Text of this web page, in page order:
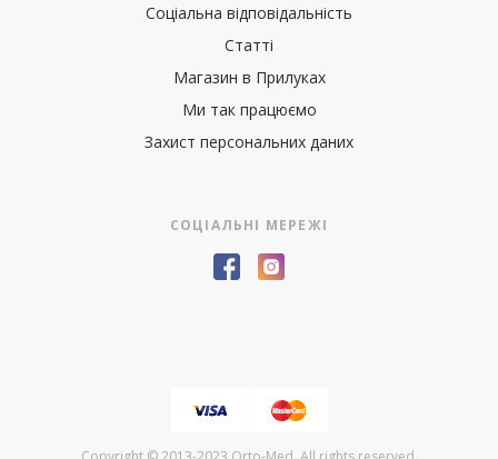
Соціальна відповідальність
Статті
Магазин в Прилуках
Ми так працюємо
Захист персональних даних
СОЦІАЛЬНІ МЕРЕЖІ